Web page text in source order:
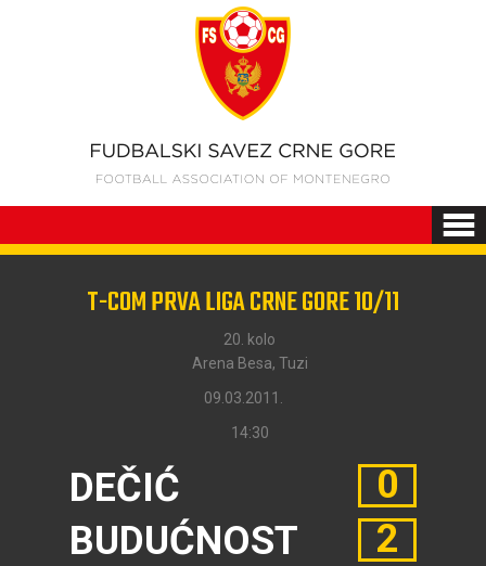
T-COM PRVA LIGA CRNE GORE 10/11
20. kolo
Arena Besa, Tuzi
09.03.2011.
14:30
DEČIĆ
BUDUĆNOST
0
2